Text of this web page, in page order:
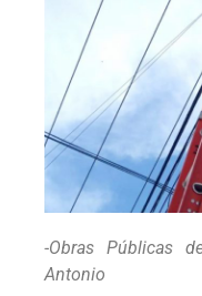
-Obras Públicas
Antonio